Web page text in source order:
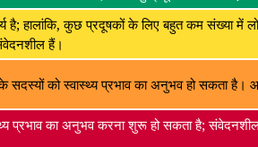
है; हालांकि, कुछ प्रदूषकों के लिए बहुत कम संख्या में
हैं।
को स्वास्थ्य प्रभाव का अनुभव हो सकता है।
प्रभाव का अनुभव करना शुरू हो सकता है;